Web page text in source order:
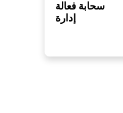
سحابة فعالة
إدارة